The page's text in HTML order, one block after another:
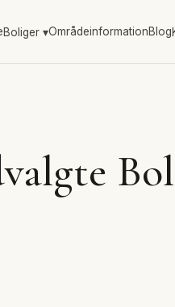
Boliger▾OmrådeinformationBlog